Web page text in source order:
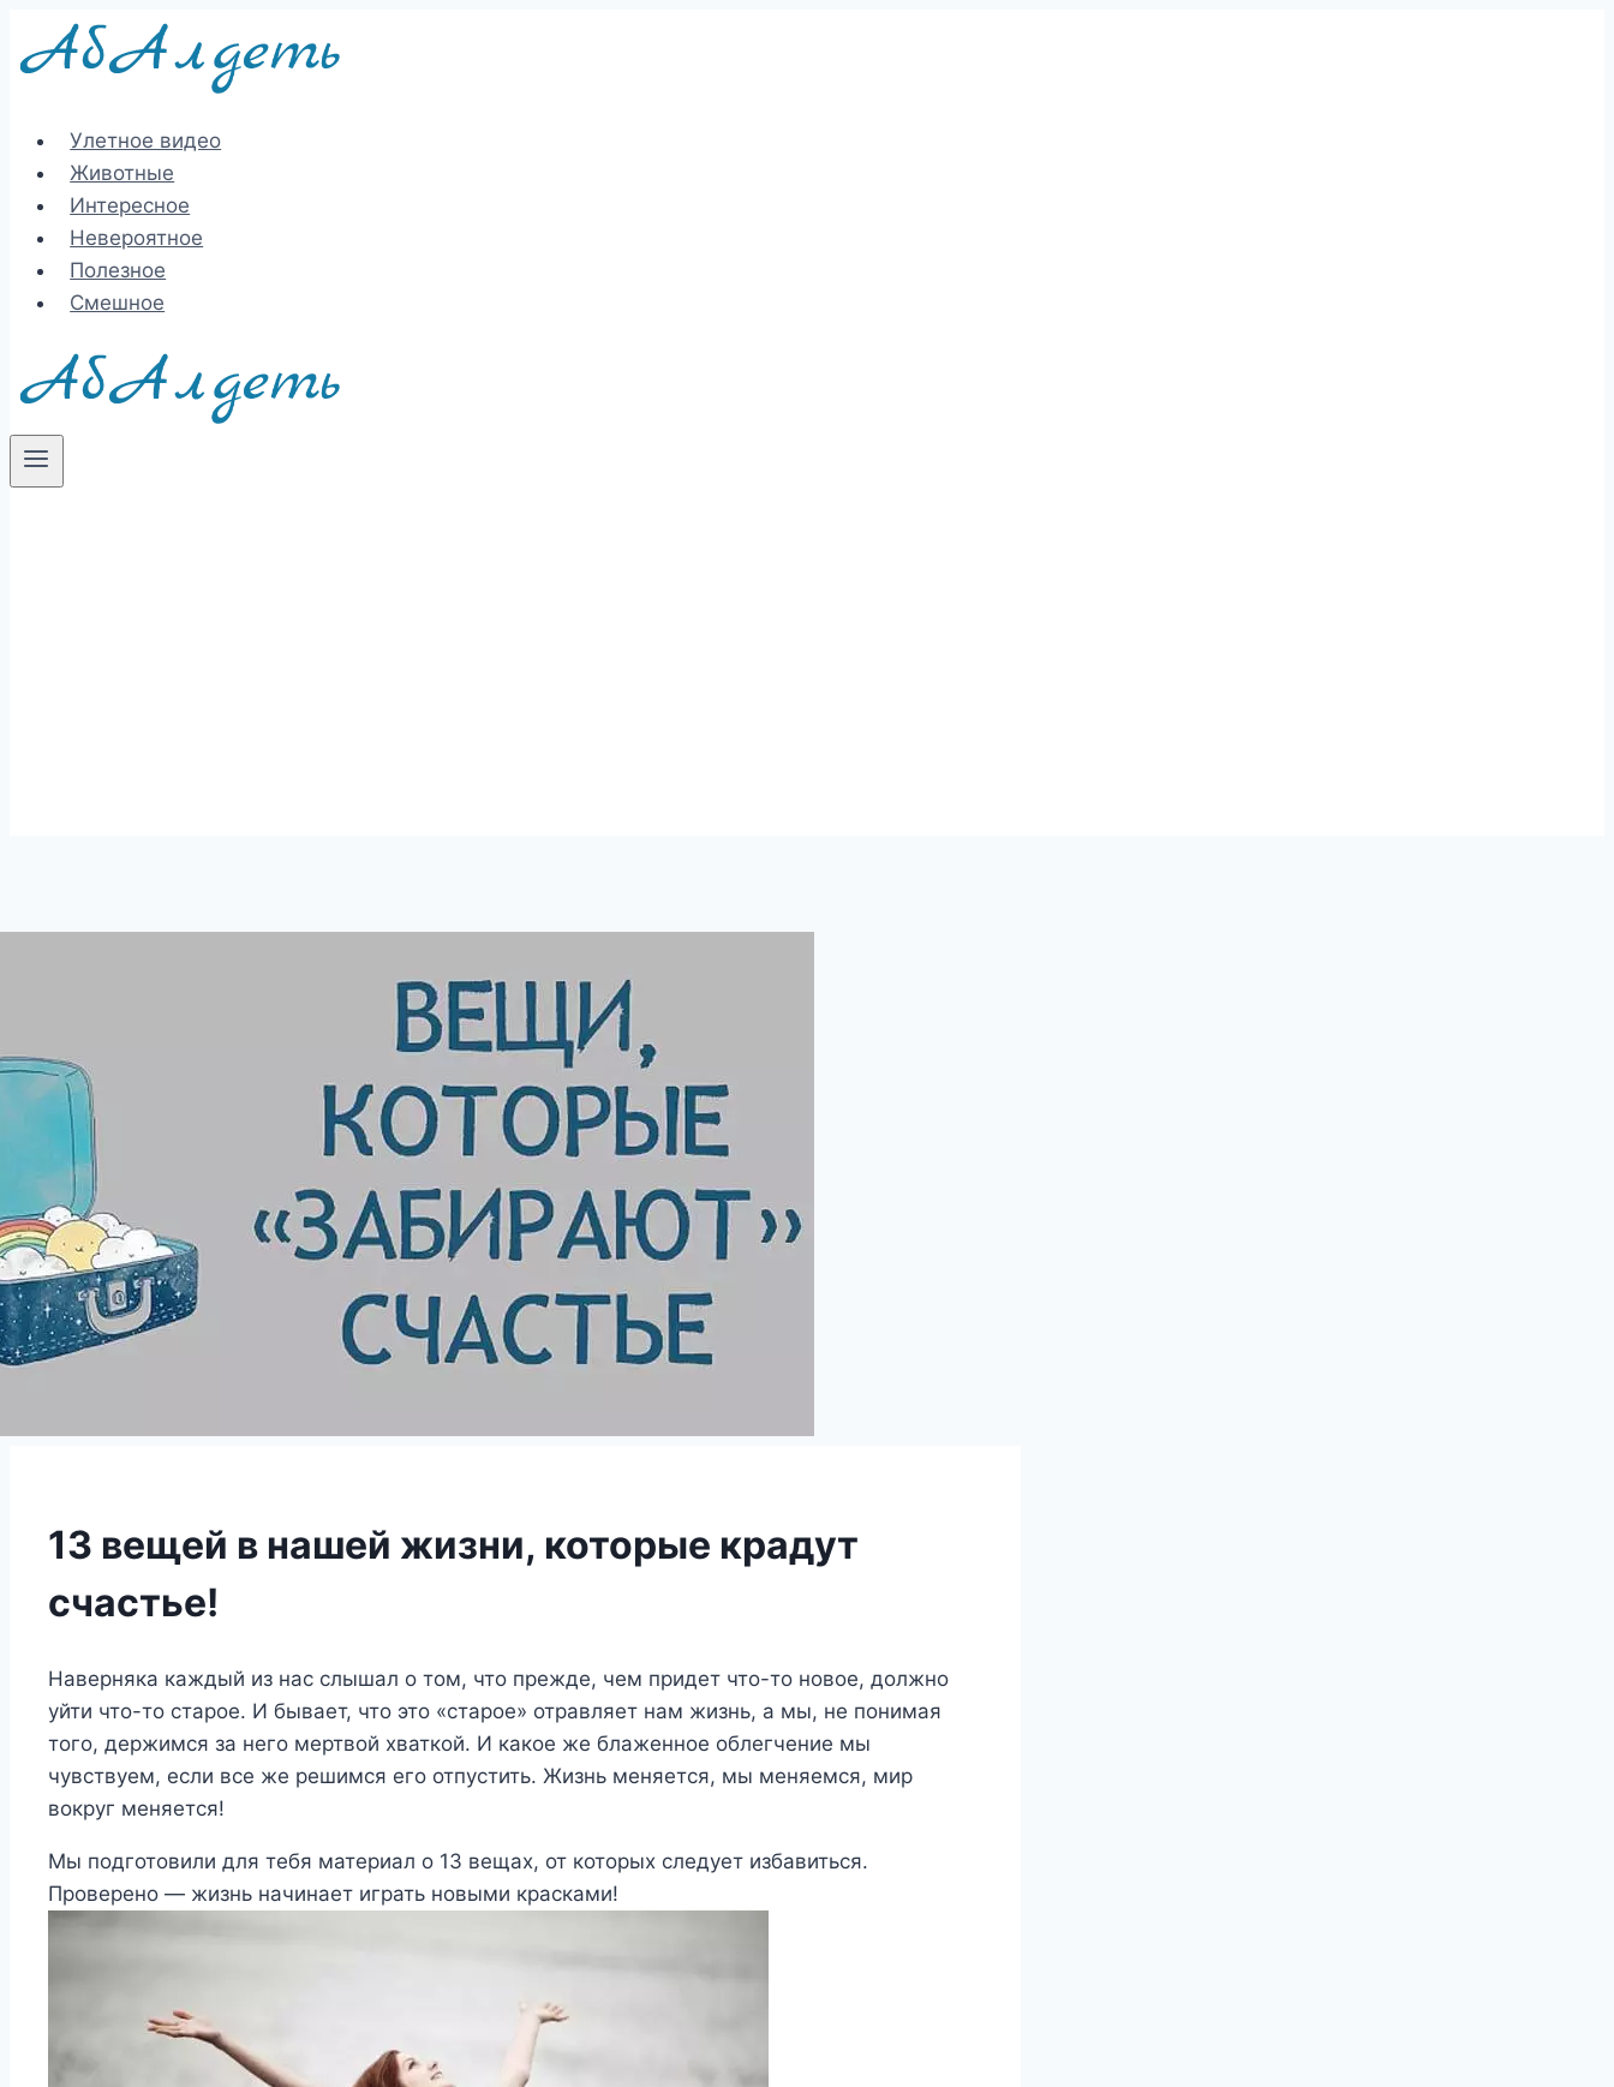
Перейти
Улетное видео
Животные
Интересное
Невероятное
Полезное
Смешное
13 вещей в нашей жизни, которые крадут
счастье!
Наверняка каждый из нас слышал о том, что прежде, чем придет что-то новое, должно
уйти что-то старое. И бывает, что это «старое» отравляет нам жизнь, а мы, не понимая
того, держимся за него мертвой хваткой. И какое же блаженное облегчение мы
чувствуем, если все же решимся его отпустить. Жизнь меняется, мы меняемся, мир
вокруг меняется!
Мы подготовили для тебя материал о 13 вещах, от которых следует избавиться.
Проверено — жизнь начинает играть новыми красками!